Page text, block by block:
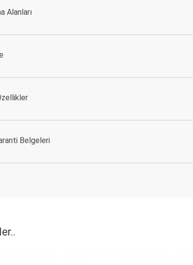
Alanları
Belgeleri